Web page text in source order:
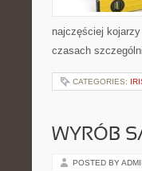
najczęściej
czasach
CATEGORIES:
WYRÓB
POSTED BY